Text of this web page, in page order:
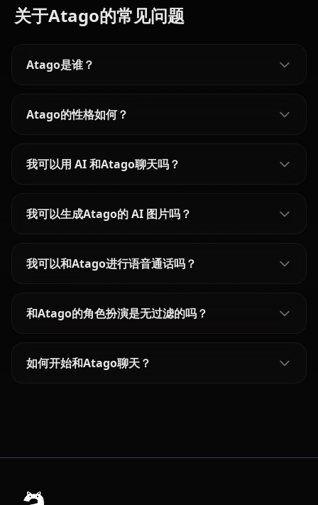
关于Atago的常见问题
Atago是谁？
Atago的性格如何？
我可以用 AI 和Atago聊天吗？
我可以生成Atago的 AI 图片吗？
我可以和Atago进行语音通话吗？
和Atago的角色扮演是无过滤的吗？
如何开始和Atago聊天？